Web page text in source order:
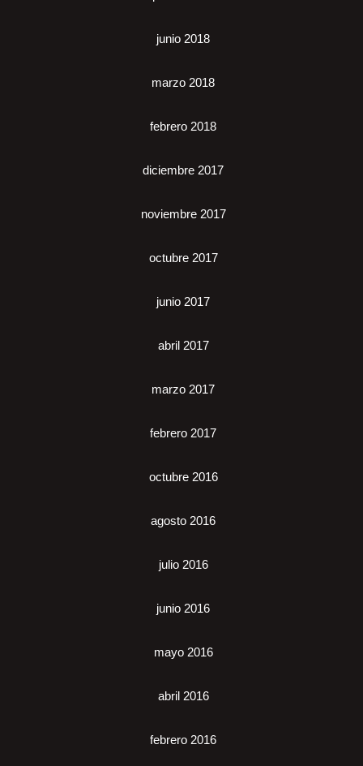
junio 2018
marzo 2018
febrero 2018
diciembre 2017
noviembre 2017
octubre 2017
junio 2017
abril 2017
marzo 2017
febrero 2017
octubre 2016
agosto 2016
julio 2016
junio 2016
mayo 2016
abril 2016
febrero 2016